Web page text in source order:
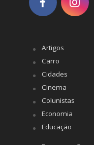
Artigos
Carro
Cidades
Cinema
Colunistas
Economia
Educação